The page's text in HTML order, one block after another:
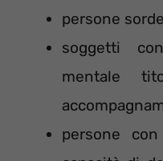
persone
soggetti
mentale
persone